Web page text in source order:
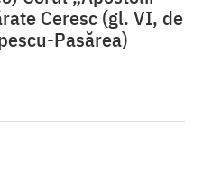
Ceresc (gl. VI, de
Pasărea)